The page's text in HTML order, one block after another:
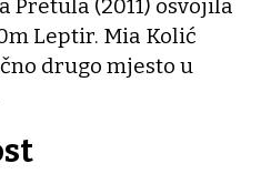
Pretula (2011) osvojila
Leptir. Mia Kolić
drugo mjesto u